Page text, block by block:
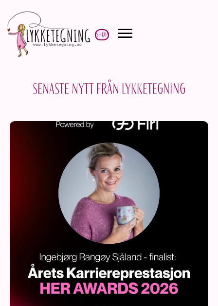
Shop
Senaste nytt från Lykketegning